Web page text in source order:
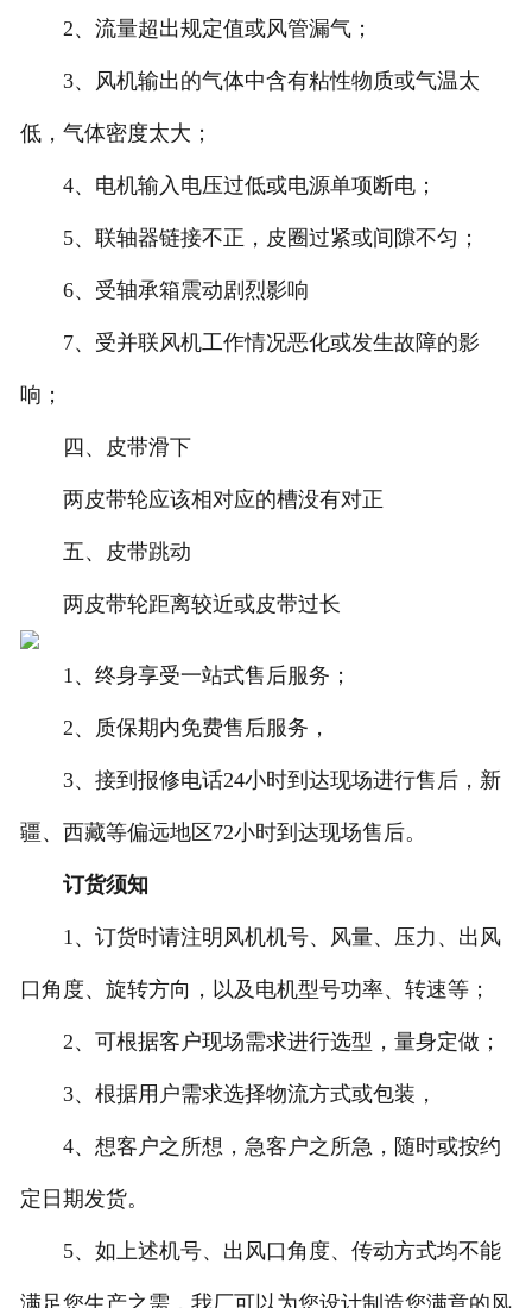
2、流量超出规定值或风管漏气；
3、风机输出的气体中含有粘性物质或气温太
低，气体密度太大；
4、电机输入电压过低或电源单项断电；
5、联轴器链接不正，皮圈过紧或间隙不匀；
6、受轴承箱震动剧烈影响
7、受并联风机工作情况恶化或发生故障的影
响；
四、皮带滑下
两皮带轮应该相对应的槽没有对正
五、皮带跳动
两皮带轮距离较近或皮带过长
1、终身享受一站式售后服务；
2、质保期内免费售后服务，
3、接到报修电话24小时到达现场进行售后，新
疆、西藏等偏远地区72小时到达现场售后。
订货须知
1、订货时请注明风机机号、风量、压力、出风
口角度、旋转方向，以及电机型号功率、转速等；
2、可根据客户现场需求进行选型，量身定做；
3、根据用户需求选择物流方式或包装，
4、想客户之所想，急客户之所急，随时或按约
定日期发货。
5、如上述机号、出风口角度、传动方式均不能
满足您生产之需，我厂可以为您设计制造您满意的风